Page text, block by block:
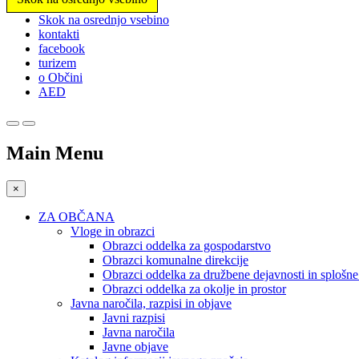
Prosimo,
upoštevajte:
spletno
mesto
vključuje
sistem
Pritisnite
F11,
prilagodite
spletno
slabovidnim,
Skok na osrednjo vsebino
kontakti
facebook
turizem
o Občini
AED
Main Menu
×
ZA OBČANA
Vloge in obrazci
Obrazci oddelka za gospodarstvo
Obrazci komunalne direkcije
Obrazci oddelka za družbene dejavnosti in
Obrazci oddelka za okolje in prostor
Javna naročila, razpisi in objave
Javni razpisi
Javna naročila
Javne objave